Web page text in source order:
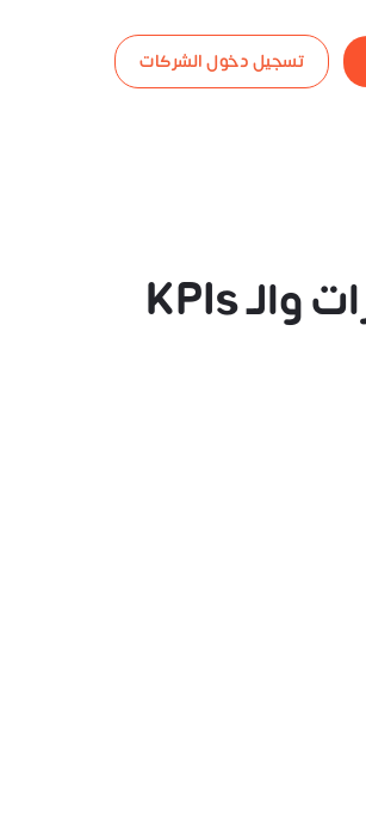
تسجيل دخول الشركات
الوصف الوظيفي للتسويق Marketing وأهم المهام والمهارات والـ KPIs